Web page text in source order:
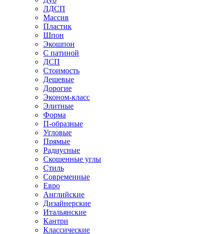
ЛДСП
Массив
Пластик
Шпон
Экошпон
С патиной
ДСП
Стоимость
Дешевые
Дорогие
Эконом-класс
Элитные
Форма
П-образные
Угловые
Прямые
Радиусные
Скошенные углы
Стиль
Современные
Евро
Английские
Дизайнерские
Итальянские
Кантри
Классические